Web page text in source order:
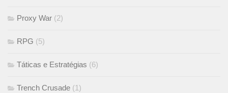
Proxy War (2)
RPG (5)
Táticas e Estratégias (6)
Trench Crusade (1)